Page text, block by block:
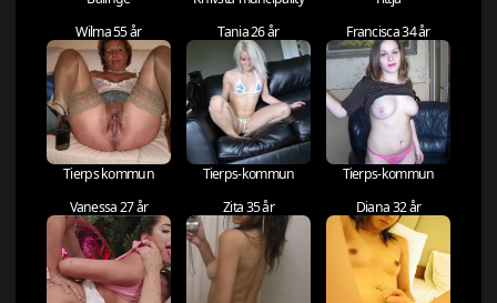
Wilma 55 år
Tierps kommun
Tania 26 år
Tierps-kommun
Francisca 34 år
Tierps-kommun
Vanessa 27 år
Zita 35 år Diana 32 år